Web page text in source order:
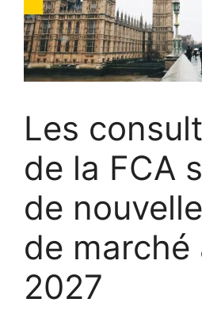
Les
de la FCA
de
de marché
2027